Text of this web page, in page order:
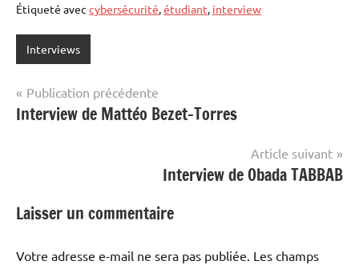
Étiqueté avec cybersécurité,étudiant, interview
Interviews
Navigation
de
Publication précédente
Interview de Mattéo Bezet-Torres
Article suivant
Interview de Obada TABBAB
Laisser un commentaire
Votre adresse e-mail ne sera pas publiée. Les champs